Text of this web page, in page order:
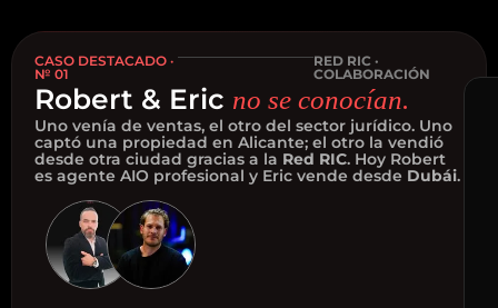
CASO DESTACADO ·
№ 01
RED RIC ·
COLABORACIÓN
Robert & Eric no se conocían.
Uno venía de ventas, el otro del sector jurídico. Uno
captó una propiedad en Alicante; el otro la vendió
desde otra ciudad gracias a la Red RIC. Hoy Robert
es agente AIO profesional y Eric vende desde Dubái.